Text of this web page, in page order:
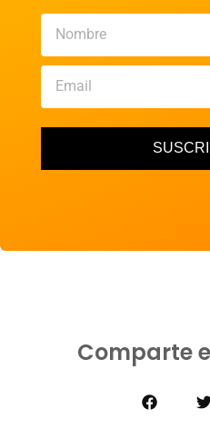
Comparte